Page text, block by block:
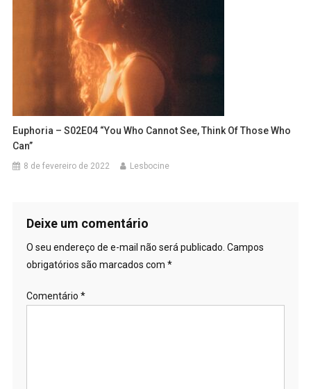
Euphoria – S02E04 “You Who Cannot See, Think Of Those Who
Can”
8 de fevereiro de 2022 Lesbocine
Deixe um comentário
O seu endereço de e-mail não será publicado. Campos
obrigatórios são marcados com *
Comentário *